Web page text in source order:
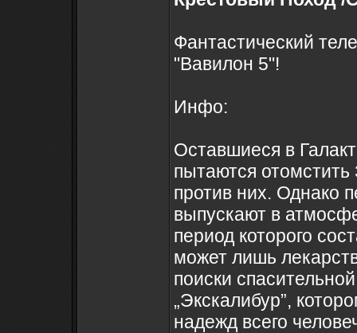
Фантастический
"Вавилон 5"!
Инфо:
Оставшиеся в
пытаются
против них. Однако
выпускают в
период которого
может лишь
поиски
„Экскалибур”,
надежд всего